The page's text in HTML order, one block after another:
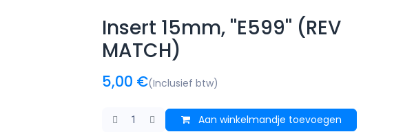
Insert 15mm, ''E599'' (REV
MATCH)
5,00 €(Inclusief btw)
Aan winkelmandje toevoegen